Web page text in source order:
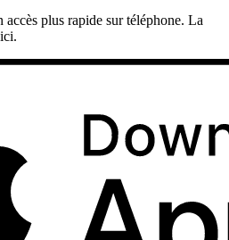
plus rapide sur téléphone. La